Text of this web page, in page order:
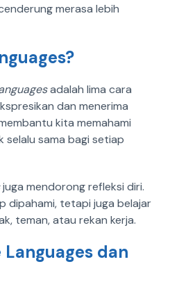
merasa lebih
adalah lima cara
dan menerima
kita memahami
sama bagi setiap
juga mendorong refleksi diri.
dipahami, tetapi juga belajar
teman, atau rekan kerja.
Languages dan